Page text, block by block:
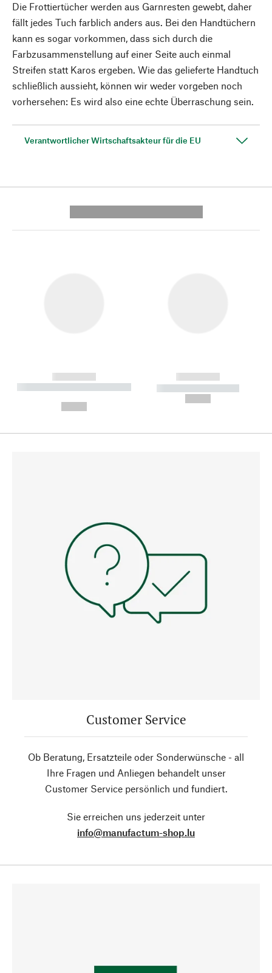
Die Frottiertücher werden aus Garnresten gewebt, daher
fällt jedes Tuch farblich anders aus. Bei den Handtüchern
kann es sogar vorkommen, dass sich durch die
Farbzusammenstellung auf einer Seite auch einmal
Streifen statt Karos ergeben. Wie das gelieferte Handtuch
schließlich aussieht, können wir weder vorgeben noch
vorhersehen: Es wird also eine echte Überraschung sein.
Verantwortlicher Wirtschaftsakteur für die EU
------------
----------- ----------- --------
------------
----------- -----------
Customer Service
Ob Beratung, Ersatzteile oder Sonderwünsche - all
Ihre Fragen und Anliegen behandelt unser
Customer Service persönlich und fundiert.
Sie erreichen uns jederzeit unter
info@manufactum-shop.lu